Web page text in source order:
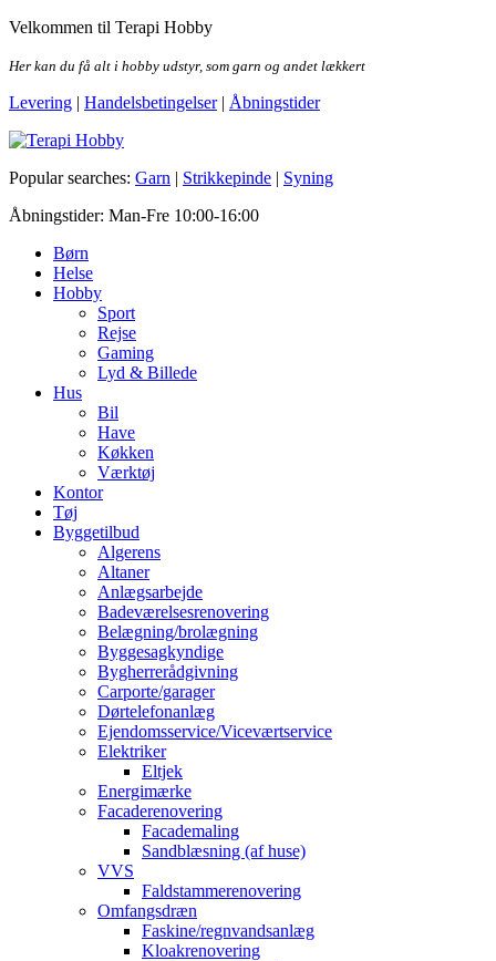
Skip
the
Velkommen til Terapi Hobby
Her kan du få alt i hobby udstyr, som garn og andet lækkert
Levering | Handelsbetingelser| Åbningstider
Terapi Hobby
Popular searches: Garn | Strikkepinde | Syning
Åbningstider: Man-Fre 10:00-16:00
Børn
Helse
Hobby
Sport
Rejse
Gaming
Lyd & Billede
Hus
Bil
Have
Køkken
Værktøj
Kontor
Tøj
Byggetilbud
Algerens
Altaner
Anlægsarbejde
Badeværelsesrenovering
Belægning/brolægning
Byggesagkyndige
Bygherrerådgivning
Carporte/garager
Dørtelefonanlæg
Ejendomsservice/Viceværtservice
Elektriker
Eltjek
Energimærke
Facaderenovering
Facademaling
Sandblæsning (af huse)
VVS
Faldstammerenovering
Omfangsdræn
Faskine/regnvandsanlæg
Kloakrenovering